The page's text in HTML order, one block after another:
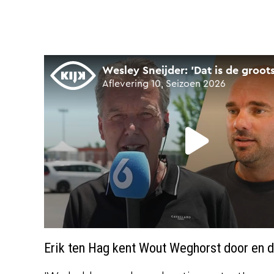
Erik ten Hag kent Wout Weghorst door en